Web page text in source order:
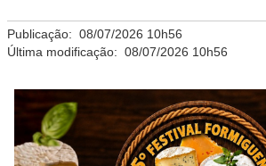
Publicação: 08/07/2026 10h56
Última modificação: 08/07/2026 10h56